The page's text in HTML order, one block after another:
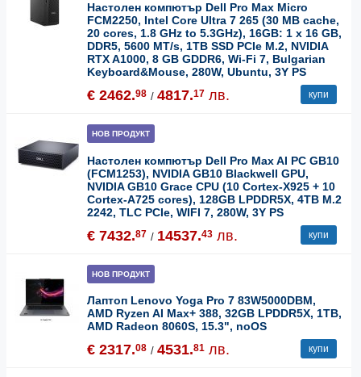
Настолен компютър Dell Pro Max Micro
FCM2250, Intel Core Ultra 7 265 (30 MB cache,
20 cores, 1.8 GHz to 5.3GHz), 16GB: 1 x 16 GB,
DDR5, 5600 MT/s, 1TB SSD PCIe M.2, NVIDIA
RTX A1000, 8 GB GDDR6, Wi-Fi 7, Bulgarian
Keyboard&Mouse, 280W, Ubuntu, 3Y PS
€ 2462.98 / 4817.17 лв. купи
НОВ ПРОДУКТ
Настолен компютър Dell Pro Max AI PC GB10
(FCM1253), NVIDIA GB10 Blackwell GPU,
NVIDIA GB10 Grace CPU (10 Cortex-X925 + 10
Cortex-A725 cores), 128GB LPDDR5X, 4TB M.2
2242, TLC PCIe, WIFI 7, 280W, 3Y PS
€ 7432.87 / 14537.43 лв. купи
НОВ ПРОДУКТ
Лаптоп Lenovo Yoga Pro 7 83W5000DBM,
AMD Ryzen AI Max+ 388, 32GB LPDDR5X, 1TB,
AMD Radeon 8060S, 15.3", noOS
€ 2317.08 / 4531.81 лв. купи